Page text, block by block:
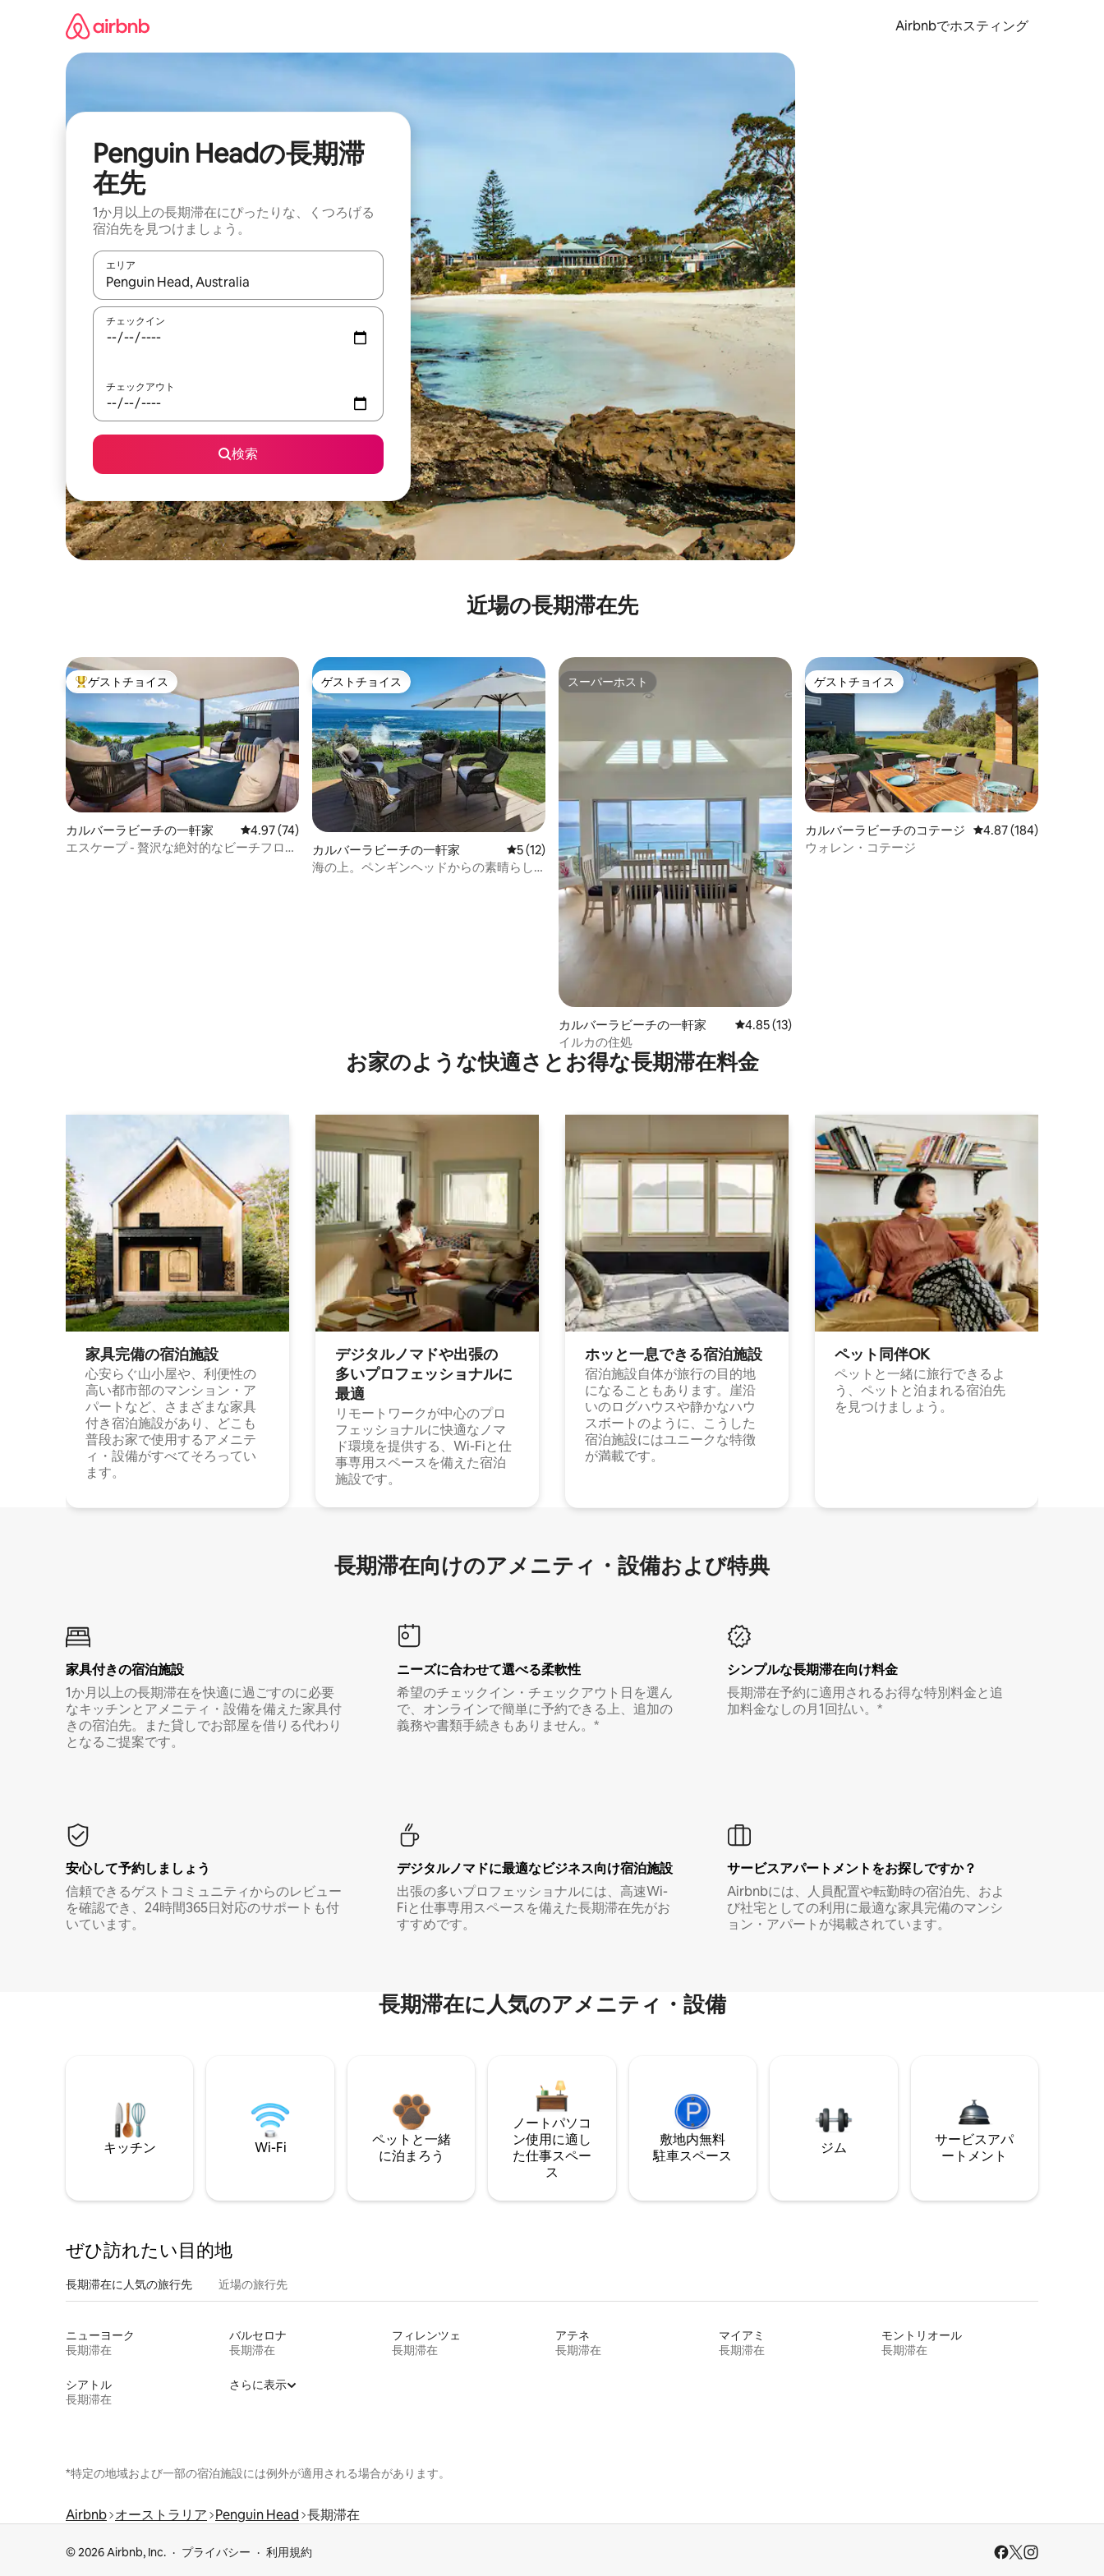
Airbnbでホスティング
Penguin Headの長期滞
在先
1か月以上の長期滞在にぴったりな、くつろげる
宿泊先を見つけましょう。
エリア
検索結果が表示されたら、上下の矢印キーを使って移動するか、画面をタッチまたはスワイプして検索結果を確認することができます。
チェックイン
チェックアウト
検索
近場の長期滞在先
大好評のゲストチョイスです。
ゲストチョイス
カルバーラビーチの一軒家 レビュー74件、5つ星中4.97つ星の平均評価
4.97 (74)
エスケープ - 贅沢な絶対的なビーチフロン
ゲストチョイス
ゲストチョイス
カルバーラビーチの一軒家 レビュー12件、5つ星中5つ星の平均評価
5 (12)
海の上。ペンギンヘッドからの素晴らし
スーパーホスト
スーパーホスト
カルバーラビーチの一軒家 レビュー13件、5つ星中4.85つ星の平均評価
4.85 (13)
イルカの住処
ゲストチョイス
ゲストチョイス
カルバーラビーチのコテージ レビュー184件、5つ
4.87 (184)
ウォレン・コテージ
お家のような快⁠適⁠さ⁠とお⁠得⁠な長⁠期⁠滞⁠在料⁠金
家具完備の宿⁠泊⁠施⁠設
心安らぐ山小屋や、利便性の
高い都市部のマンション・ア
パートなど、さまざまな家具
付き宿泊施設があり、どこも
普段お家で使用するアメニテ
ィ・設備がすべてそろってい
ます。
デジタルノマドや出⁠張⁠の
多⁠いプ⁠ロ⁠フ⁠ェ⁠ッ⁠シ⁠ョ⁠ナ⁠ル⁠に
最⁠適
リモートワークが中心のプロ
フェッショナルに快適なノマ
ド環境を提供する、Wi-Fiと仕
事専用スペースを備えた宿泊
施設です。
ホッと一⁠息⁠で⁠き⁠る宿⁠泊施⁠設
宿泊施設自体が旅行の目的地
になることもあります。崖沿
いのログハウスや静かなハウ
スボートのように、こうした
宿泊施設にはユニークな特徴
が満載です。
ペット同⁠伴OK
ペットと一緒に旅行できるよ
う、ペットと泊まれる宿泊先
を見つけましょう。
長期滞在向け⁠のア⁠メ⁠ニ⁠テ⁠ィ⁠・設⁠備⁠および特⁠典
家具付き⁠の宿⁠泊⁠施⁠設
1か月以上の長期滞在を快適に過ごすのに必要
なキッチンとアメニティ・設備を備えた家具付
きの宿泊先。また貸しでお部屋を借りる代わり
となるご提案です。
ニーズに合わせて選べる柔軟性
希望のチェックイン・チェックアウト日を選ん
で、オンラインで簡単に予約できる上、追加の
義務や書類手続きもありません。*
シンプルな長期滞在向け料金
長期滞在予約に適用されるお得な特別料金と追
加料金なしの月1回払い。*
安心して予約しましょう
信頼できるゲストコミュニティからのレビュー
を確認でき、24時間365日対応のサポートも付
いています。
デジタルノマド⁠に最⁠適⁠なビ⁠ジ⁠ネ⁠ス⁠向⁠け宿⁠泊⁠施⁠設
出張の多いプロフェッショナルには、高速Wi-
Fiと仕事専用スペースを備えた長期滞在先がお
すすめです。
サービスアパートメントをお探しですか？
Airbnbには、人員配置や転勤時の宿泊先、およ
び社宅としての利用に最適な家具完備のマンシ
ョン・アパートが掲載されています。
長期滞在に人気のアメニティ・設備
キッチン Wi-Fi
ペットと一緒
に泊まろう
ノートパソコ
ン使用に適し
た仕事スペー
ス
敷地内無料
駐⁠車ス⁠ペ⁠ー⁠ス
ジム
サービスアパ
ートメント
ぜひ訪⁠れ⁠た⁠い目⁠的⁠地
長期滞在に人気の旅行先 近場の旅行先
ニューヨーク
長期滞在
バルセロナ
長期滞在
フィレンツェ
長期滞在
アテネ
長期滞在
マイアミ
長期滞在
モントリオール
長期滞在
シアトル
長期滞在
さらに表示
*特定の地域および一部の宿泊施設には例外が適用される場合があります。
Airbnb オーストラリア Penguin Head 長期滞在
© 2026 Airbnb, Inc. プライバシー 利用規約